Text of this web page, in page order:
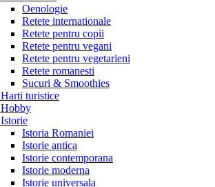
Oenologie
Retete internationale
Retete pentru copii
Retete pentru vegani
Retete pentru vegetarieni
Retete romanesti
Sucuri & Smoothies
Harti turistice
Hobby
Istorie
Istoria Romaniei
Istorie antica
Istorie contemporana
Istorie moderna
Istorie universala